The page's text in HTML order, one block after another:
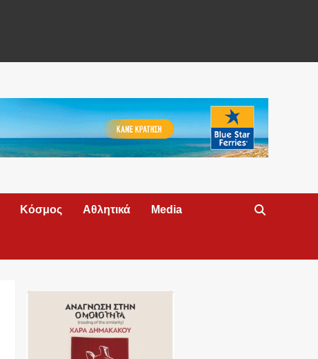
Κόσμος Αθλητικά Media